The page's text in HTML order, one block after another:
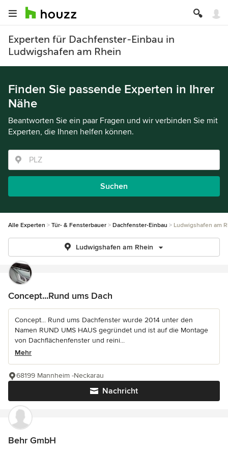
Experten für Dachfenster-Einbau in
Ludwigshafen am Rhein
Finden Sie passende Experten in Ihrer
Nähe
Beantworten Sie ein paar Fragen und wir verbinden Sie mit
Experten, die Ihnen helfen können.
Suchen
Alle Experten Tür- & Fensterbauer Dachfenster-Einbau Ludwigshafen am
Ludwigshafen am Rhein
Concept...Rund ums Dach
Concept... Rund ums Dachfenster wurde 2014 unter den
Namen RUND UMS HAUS gegründet und ist auf die Montage
von Dachflächenfenster und reini...
Mehr
Nachricht
68199 Mannheim -Neckarau
Behr GmbH